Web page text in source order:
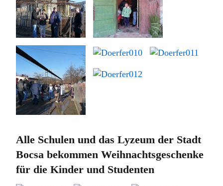
Alle Schulen und das Lyzeum der Stadt
Bocsa bekommen Weihnachtsgeschenke
für die Kinder und Studenten